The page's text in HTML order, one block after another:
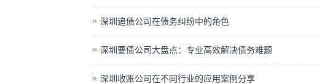
深圳追债公司在债务纠纷中的角色
深圳要债公司大盘点：专业高效解决债务难题
深圳收账公司在不同行业的应用案例分享